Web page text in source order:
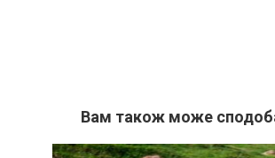
Вам також може